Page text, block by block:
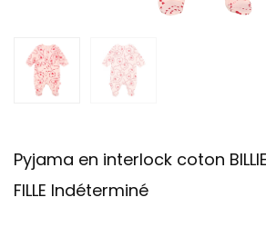
Pyjama en interlock coton
FILLE Indéterminé